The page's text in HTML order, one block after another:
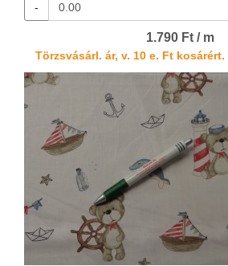
-
1.790 Ft / m
Törzsvásárl. ár, v. 10 e. Ft